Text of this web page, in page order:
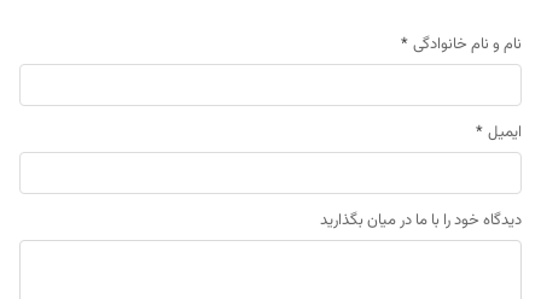
نام و نام خانوادگی *
ایمیل *
دیدگاه خود را با ما در میان بگذارید